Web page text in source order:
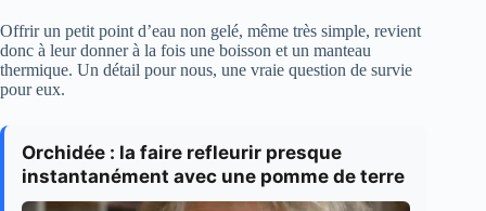
Offrir un petit point d’eau non gelé, même très simple, revient
donc à leur donner à la fois une boisson et un manteau
thermique. Un détail pour nous, une vraie question de survie
pour eux.
Orchidée : la faire refleurir presque
instantanément avec une pomme de terre